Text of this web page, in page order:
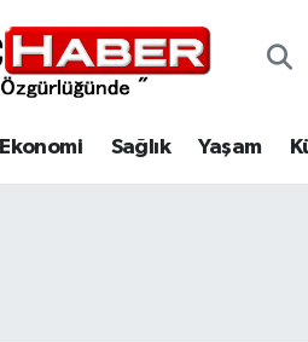
Ekonomi Sağlık Yaşam